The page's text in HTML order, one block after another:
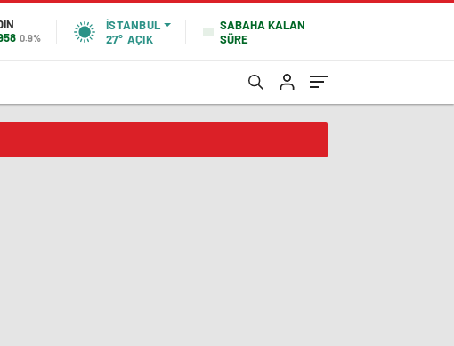
0.9%
İSTANBUL
27° AÇIK
SABAHA KALAN
SÜRE